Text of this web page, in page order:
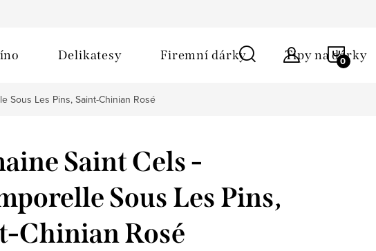
Delikatesy Firemní dárky Tipy na dárky
Sous Les Pins, Saint-Chinian Rosé
Saint Cels -
Sous Les Pins,
Chinian Rosé